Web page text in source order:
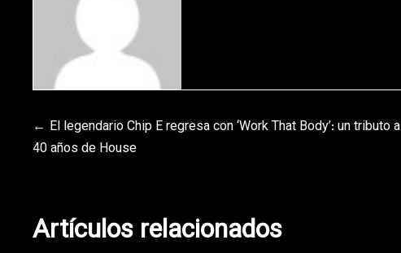
Navegación
entradas
El legendario Chip E regresa con ‘Work That Body’: un tributo a
40 años de House
Artículos relacionados